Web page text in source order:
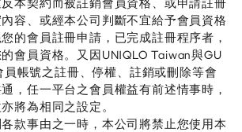
反本契約而被註銷會員資格、或申請註冊
容、或經本公司判斷不宜給予會員資格
的會員註冊申請，已完成註冊程序者，
會員資格。又因UNIQLO Taiwan與GU
帳號之註冊、停權、註銷或刪除等會
，任一平台之會員權益有前述情事時，
將為相同之設定。
各款事由之一時，本公司將禁止您使用本